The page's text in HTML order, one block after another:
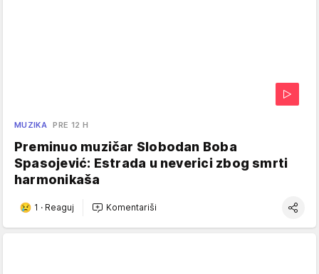
MUZIKA PRE 12 H
Preminuo muzičar Slobodan Boba
Spasojević: Estrada u neverici zbog smrti
harmonikaša
1 · Reaguj Komentariši